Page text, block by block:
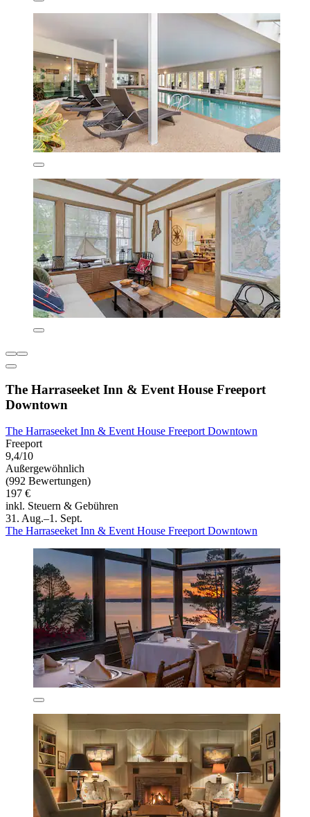
The Harraseeket Inn & Event House Freeport
Downtown
The Harraseeket Inn & Event House Freeport Downtown
Freeport
9,4/10
Außergewöhnlich
(992 Bewertungen)
197 €
inkl. Steuern & Gebühren
31. Aug.–1. Sept.
The Harraseeket Inn & Event House Freeport Downtown